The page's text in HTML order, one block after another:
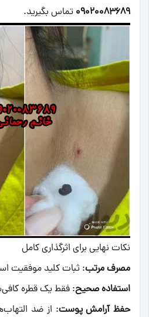
۰۹۰۲۰۰۸۳۶۸۹ تماس بگیرید.
نکات نهایی برای اثرگذاری کامل
مصرف مرتب: ثبات کلید موفقیت
استفاده صحیح: فقط یک قطره
حفظ آرامش پوست: از ضد